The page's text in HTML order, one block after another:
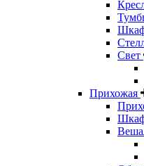
Свет
Прихожая